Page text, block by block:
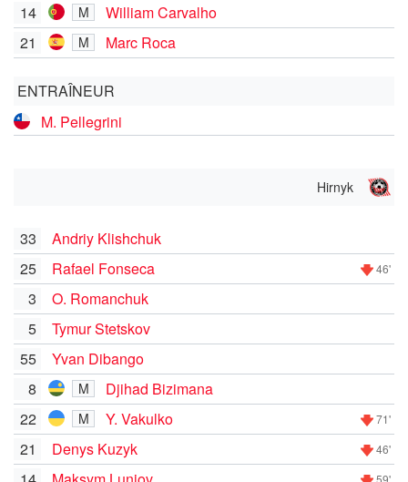
14
M
William Carvalho
21
M Marc Roca
ENTRAÎNEUR
M. Pellegrini
Hirnyk
33
Andriy Klishchuk
25
Rafael Fonseca 46'
3
O. Romanchuk
5
Tymur Stetskov
55
Yvan Dibango
8
M
Djihad Bizimana
22
M Y. Vakulko 71'
21 Denys Kuzyk 46'
59'